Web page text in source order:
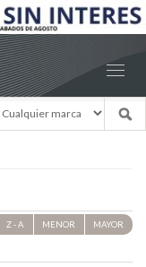
Z - A MENOR MAYOR